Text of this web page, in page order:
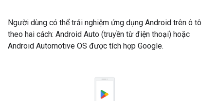
Người dùng có thể trải nghiệm ứng dụng Android trên ô tô
theo hai cách: Android Auto (truyền từ điện thoại) hoặc
Android Automotive OS được tích hợp Google.